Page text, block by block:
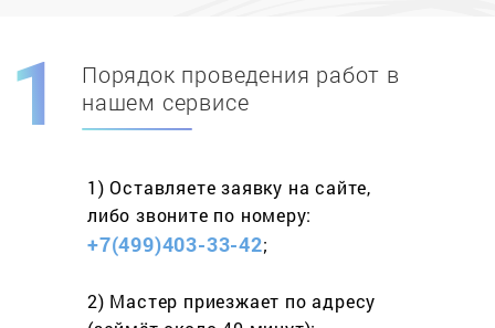
Скидка при первомзаказе на адрес
составит 15%
Работаем более 10 лет
весь спектр услуг
Порядок проведения работ в
нашем сервисе
1) Оставляете заявку на сайте,
либо звоните по номеру:
+7(499)403-33-42;
2) Мастер приезжает по адресу